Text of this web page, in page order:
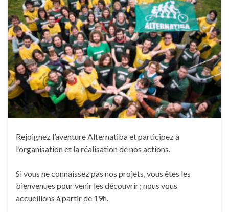
Rejoignez l’aventure Alternatiba et participez à
l’organisation et la réalisation de nos actions.
Si vous ne connaissez pas nos projets, vous êtes les
bienvenues pour venir les découvrir ; nous vous
accueillons à partir de 19h.